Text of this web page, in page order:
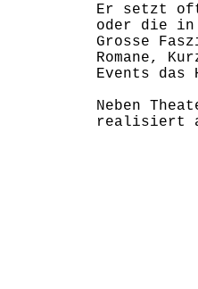
Er setzt oft
oder die in
Grosse
Romane,
Events das
Neben
realisiert